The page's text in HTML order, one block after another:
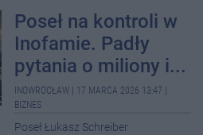
Poseł na kontroli w
Inofamie. Padły
pytania o miliony i...
INOWROCŁAW 17 MARCA 2026 13:47
BIZNES
Poseł Łukasz Schreiber